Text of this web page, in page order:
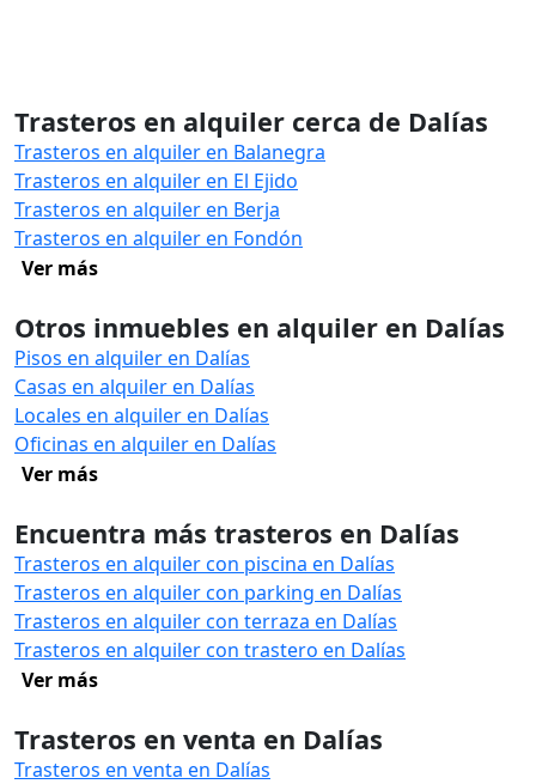
Trasteros en alquiler cerca de Dalías
Trasteros en alquiler en Balanegra
Trasteros en alquiler en El Ejido
Trasteros en alquiler en Berja
Trasteros en alquiler en Fondón
Ver más
Otros inmuebles en alquiler en Dalías
Pisos en alquiler en Dalías
Casas en alquiler en Dalías
Locales en alquiler en Dalías
Oficinas en alquiler en Dalías
Ver más
Encuentra más trasteros en Dalías
Trasteros en alquiler con piscina en Dalías
Trasteros en alquiler con parking en Dalías
Trasteros en alquiler con terraza en Dalías
Trasteros en alquiler con trastero en Dalías
Ver más
Trasteros en venta en Dalías
Trasteros en venta en Dalías